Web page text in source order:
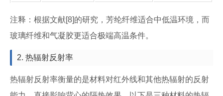
注释：根据文献[8]的研究，芳纶纤维适合中低温环境，而
玻璃纤维和气凝胶更适合极端高温条件。
2. 热辐射反射率
热辐射反射率衡量的是材料对红外线和其他热辐射的反射